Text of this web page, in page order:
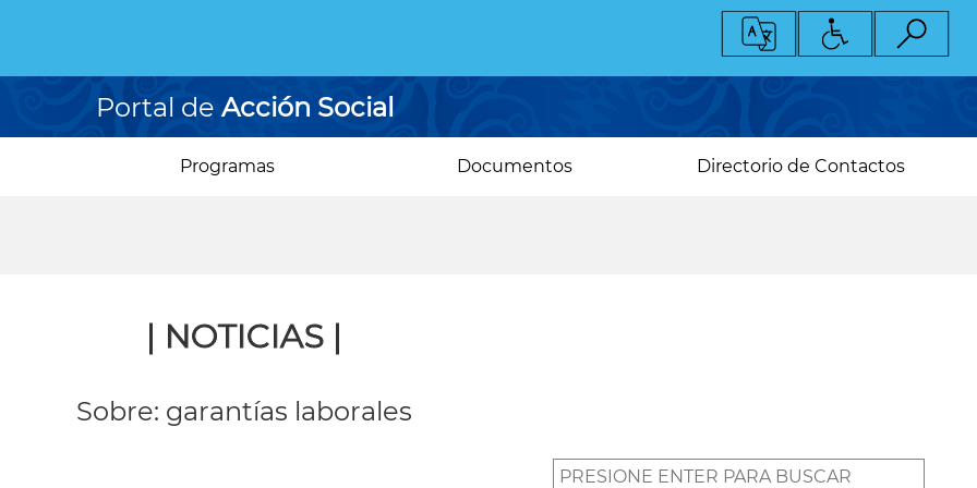
Portal de Acción Social
Programas Documentos Directorio de Contactos
| NOTICIAS |
Sobre: garantías laborales